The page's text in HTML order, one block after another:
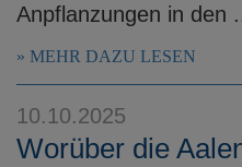
Anpflanzungen in den
MEHR DAZU LESEN
10.10.2025
Worüber die